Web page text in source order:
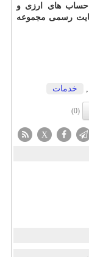
حساب های ارزی و
سایت رسمی مجموعه
خدمات
(0)
X